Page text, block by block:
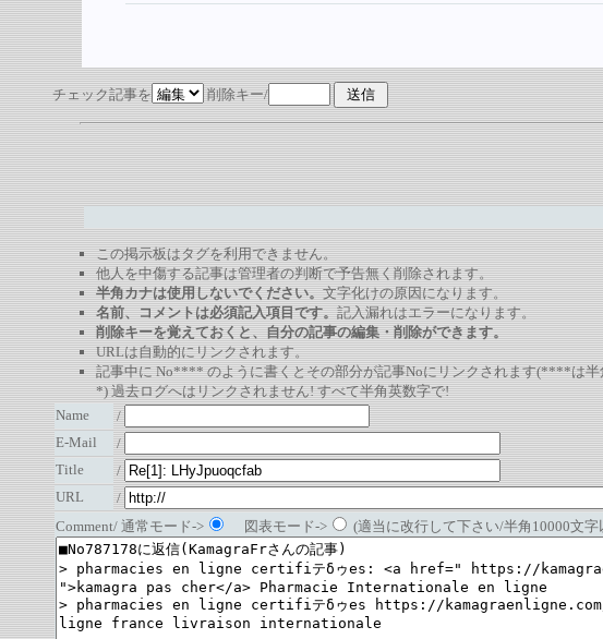
チェック記事を 削除キー/
この掲示板はタグを利用できません。
他人を中傷する記事は管理者の判断で予告無く削除されます。
半角カナは使用しないでください。文字化けの原因になります。
名前、コメントは必須記入項目です。記入漏れはエラーになります。
削除キーを覚えておくと、自分の記事の編集・削除ができます。
URLは自動的にリンクされます。
記事中に No**** のように書くとその部分が記事Noにリンクされます(****は半
*) 過去ログへはリンクされません! すべて半角英数字で!
Name
/
E-Mail
/
Title
/
URL
/
Comment/ 通常モード->
図表モード-> (適当に改行して下さい/半角10000文字